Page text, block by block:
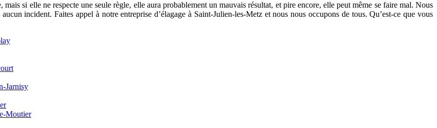
si elle ne respecte une seule règle, elle aura probablement un mauvais résultat, et pire encore, elle peut même se faire mal. Nous
incident. Faites appel à notre entreprise d’élagage à Saint-Julien-les-Metz et nous nous occupons de tous. Qu’est-ce que vous
Jarnisy
Moutier